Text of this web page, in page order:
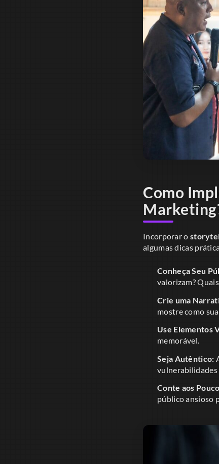
Como
Incorporar o
algumas dicas
Conheça Seu
valorizam?
Crie uma
mostre como
Use Elementos
memorável.
Seja Autêntico:
vulnerabilidades
Conte aos
público ansioso